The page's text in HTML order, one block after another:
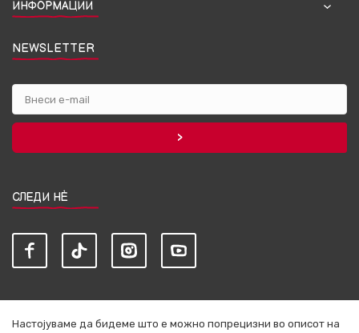
ИНФОРМАЦИИ
NEWSLETTER
СЛЕДИ НЀ
Настојуваме да бидеме што е можно попрецизни во описот на